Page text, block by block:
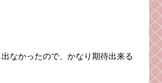
なかったので、かなり期待出来る